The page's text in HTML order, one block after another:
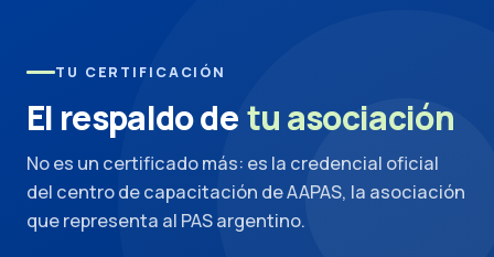
TU CERTIFICACIÓN
El respaldo detu asociación
No es un certificado más: es la credencial oficial
del centro de capacitación de AAPAS, la asociación
que representa al PAS argentino.